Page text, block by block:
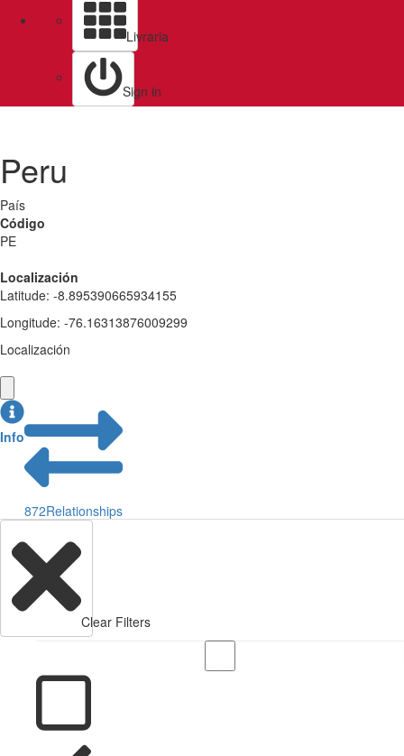
Livraria
Sign in
Peru
País
Código
PE
Localización
Latitude: -8.895390665934155
Longitude: -76.16313876009299
Localización
Info
872Relationships
Clear Filters